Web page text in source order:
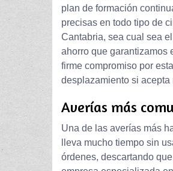
plan de formación
precisas en todo tipo de
Cantabria, sea cual sea
ahorro que garantizamos
firme compromiso por
desplazamiento si acepta
Averías más
Una de las averías más
lleva mucho tiempo sin
órdenes, descartando